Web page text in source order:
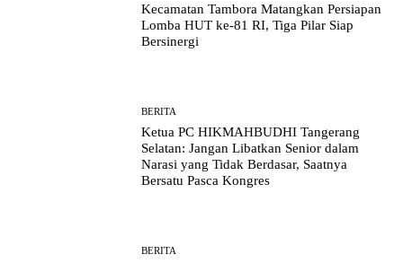
Kecamatan Tambora Matangkan Persiapan
Lomba HUT ke-81 RI, Tiga Pilar Siap
Bersinergi
BERITA
Ketua PC HIKMAHBUDHI Tangerang
Selatan: Jangan Libatkan Senior dalam
Narasi yang Tidak Berdasar, Saatnya
Bersatu Pasca Kongres
BERITA